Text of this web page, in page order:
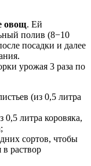
овощ. Ей
полив (8−10
посадки и далее
урожая 3 раза по
(из 0,5 литра
0,5 литра коровяка,
сортов, чтобы
в раствор